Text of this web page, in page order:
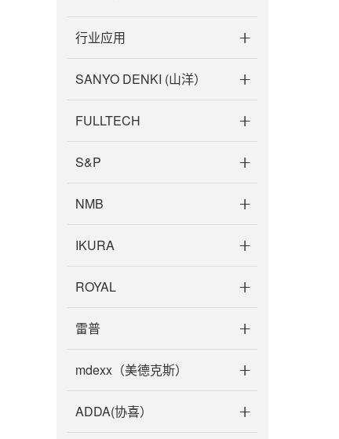
行业应用
SANYO DENKI (山洋）
FULLTECH
S&P
NMB
IKURA
ROYAL
雷普
mdexx（美德克斯）
ADDA(协喜）